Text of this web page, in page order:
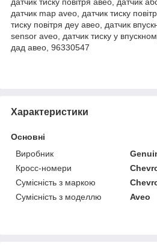
датчик map aveo, датчик тиску
тиску повітря деу авео, датчик
sensor aveo, датчик тиску у
дад авео, 96330547
Характеристики
Основні
Виробник
Кросс-номери
Сумісність з маркою
Сумісність з моделлю
Aveo